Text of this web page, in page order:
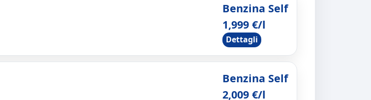
Benzina Self
1,999 €/l
Dettagli
Benzina Self
2,009 €/l